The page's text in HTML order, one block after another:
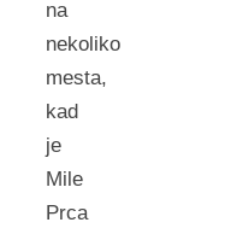
na
nekoliko
mesta,
kad
je
Mile
Prca